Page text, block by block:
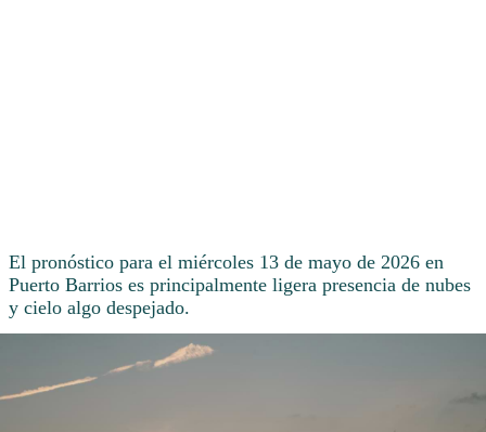
El pronóstico para el miércoles 13 de mayo de 2026 en
Puerto Barrios es principalmente ligera presencia de nubes
y cielo algo despejado.